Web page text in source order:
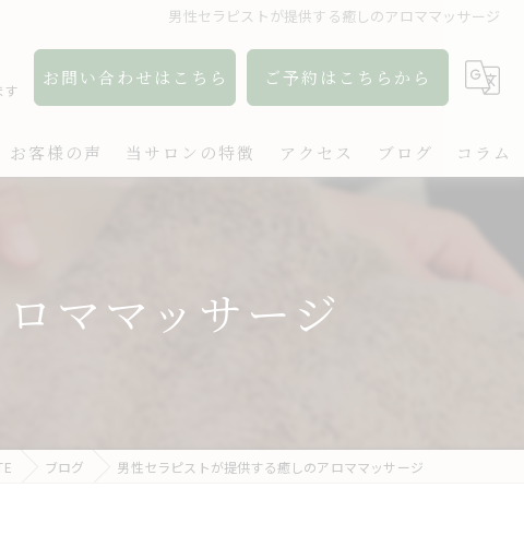
男性セラピストが提供する癒しのアロママッサージ
す
お問い合わせはこちら ご予約はこちらから
お客様の声 当サロンの特徴
ボディケア
アクセス ブログ コラム
ママッサージ
ブログ 男性セラピストが提供する癒しのアロママッサージ